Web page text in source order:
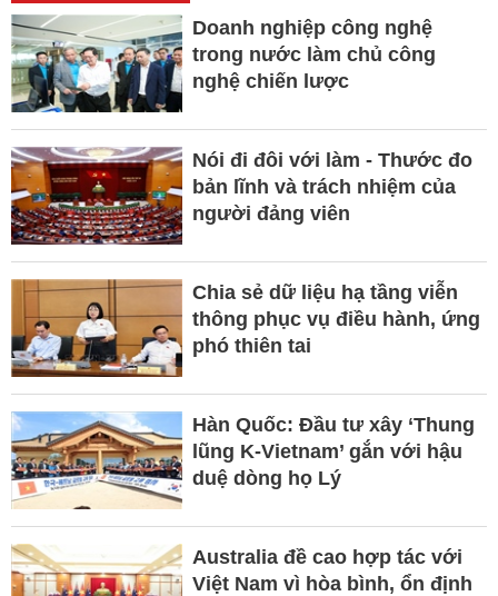
Doanh nghiệp công nghệ
trong nước làm chủ công
nghệ chiến lược
Nói đi đôi với làm - Thước đo
bản lĩnh và trách nhiệm của
người đảng viên
Chia sẻ dữ liệu hạ tầng viễn
thông phục vụ điều hành, ứng
phó thiên tai
Hàn Quốc: Đầu tư xây ‘Thung
lũng K-Vietnam’ gắn với hậu
duệ dòng họ Lý
Australia đề cao hợp tác với
Việt Nam vì hòa bình, ổn định